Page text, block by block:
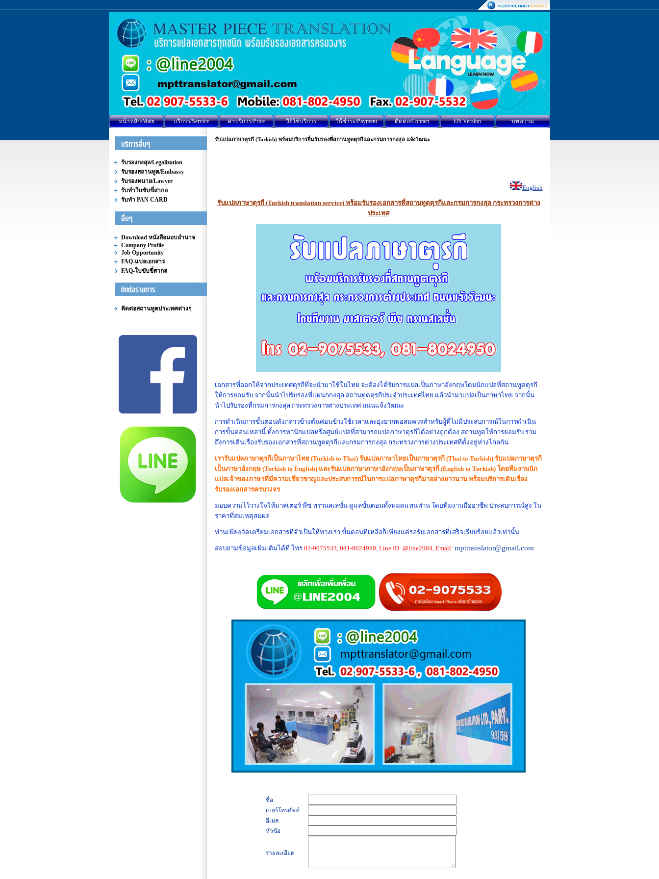
หน้าหลัก/Main บริการ/Service ค่าบริการ/Price วิธีใช้บริการ วิธีชำระ/Payment ติดต่อ/Contact EN Version บทความ
รับรองกงสุล/Legalization
รับรองสถานทูต/Embassy
รับรองทนาย/Lawyer
รับทำใบขับขี่สากล
รับทำ PAN CARD
Download หนังสือมอบอำนาจ
Company Profile
Job Opportunity
FAQ-แปลเอกสาร
FAQ-ใบขับขี่สากล
ติดต่อสถานทูตประเทศต่างๆ
รับแปลภาษาตุรกี (Turkish) พร้อมบริการยื่นรับรองที่สถานทูตตุรกีและกรมการกงสุล แจ้งวัฒนะ
English
รับแปลภาษาตุรกี (Turkish translation service) พร้อมรับรองเอกสารที่สถานทูตตุรกีและกรมการกงสุล กระทรวงการต่าง
ประเทศ
เอกสารที่ออกให้จากประเทศตุรกีที่จะนำมาใช้ในไทย จะต้องได้รับการแปลเป็นภาษาอังกฤษโดยนักแปลที่สถานทูตตุรกี
ให้การยอมรับ จากนั้นนำไปรับรองที่แผนกกงสุล สถานทูตตุรกีประจำประเทศไทย แล้วนำมาแปลเป็นภาษาไทย จากนั้น
นำไปรับรองที่กรมการกงสุล กระทรวงการต่างประเทศ ถนนแจ้งวัฒนะ
การดำเนินการขั้่นตอนดังกล่าวข้างต้นค่อนข้างใช้เวลาและยุ่งยากพอสมควรสำหรับผู้ที่ไม่มีประสบการณ์ในการดำเนิน
การขั้นตอนเหล่านี้ ทั้งการหานักแปลหรือศูนย์แปลที่สามารถแปลภาษาตุรกีได้อย่างถูกต้อง สถานทูตให้การยอมรับ รวม
ถึงการเดินเรื่องรับรองเอกสารที่สถานทูตตุรกีและกรมการกงสุล กระทรวงการต่างประเทศที่ตั้งอยู่ห่างไกลกัน
เรารับแปลภาษาตุรกีเป็นภาษาไทย (Turkish to Thai) รับแปลภาษาไทยเป็นภาษาตุรกี (Thai to Turkish) รับแปลภาษาตุรกี
เป็นภาษาอังกฤษ (Turkish to English) และรับแปลภาษาภาษาอังกฤษเป็นภาษาตุรกี (English to Turkish) โดยทีมงานนัก
แปลเจ้าของภาษาที่มีความเชี่ยวชาญและประสบการณ์ในการแปลภาษาตุรกีมาอย่างยาวนาน พร้อมบริการเดินเรื่อง
รับรองเอกสารครบวงจร
มอบความไว้วางใจให้มาสเตอร์ พีซ ทรานสเลชั่น ดูแลขั้นตอนทั้งหมดแทนท่าน โดยทีมงานมืออาชีพ ประสบการณ์สูง ใน
ราคาที่สมเหตุสมผล
ท่านเพียงจัดเตรียมเอกสารที่จำเป็นให้ทางเรา ขั้นตอนที่เหลือก็เพียงแค่รอรับเอกสารที่เสร็จเรียบร้อยแล้วเท่านั้น
สอบถามข้อมูลเพิ่มเติมได้ที่ โทร 02-9075533, 081-8024950, Line ID: @line2004, Email: mpttranslator@gmail.com
ชื่อ
เบอร์โทรศัพท์
อีเมล
หัวข้อ
รายละเอียด